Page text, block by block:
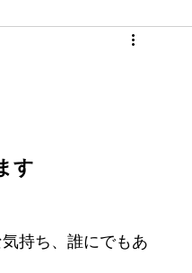
す
持ち、誰にでもあ